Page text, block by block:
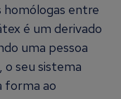
homólogas entre
é um derivado
uma pessoa
o seu sistema
forma ao